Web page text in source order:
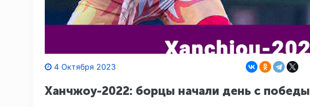
4 Октября 2023
Ханчжоу-2022: борцы начали день с победы